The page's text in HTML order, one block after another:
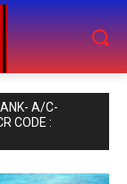
A/C-
CODE :